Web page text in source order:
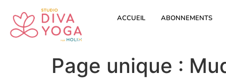
ACCUEIL ABONNEMENTS
Page unique :